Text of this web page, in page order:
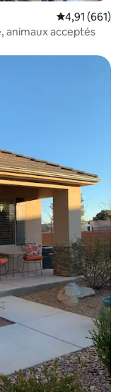
Évaluation
4,91 (661)
animaux acceptés